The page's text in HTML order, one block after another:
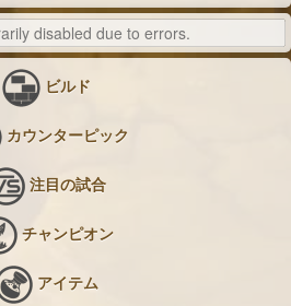
ビルド
カウンターピック
注目の試合
チャンピオン
アイテム